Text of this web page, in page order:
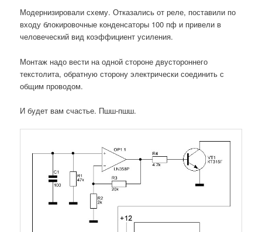
Модернизировали схему. Отказались от реле, поставили по
входу блокировочные конденсаторы 100 пф и привели в
человеческий вид коэффициент усиления.
Монтаж надо вести на одной стороне двустороннего
текстолита, обратную сторону электрически соединить с
общим проводом.
И будет вам счастье. Пшш-пшш.